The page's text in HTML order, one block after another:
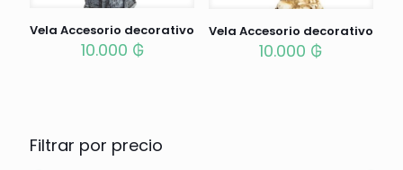
Vela Accesorio decorativo
10.000 ₲
Vela Accesorio decorativo
10.000 ₲
Filtrar por precio